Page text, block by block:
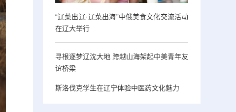
“辽菜出辽·辽菜出海”中俄美食文化交流活动
在辽大举行
寻根逐梦辽沈大地 跨越山海架起中美青年友
谊桥梁
斯洛伐克学生在辽宁体验中医药文化魅力